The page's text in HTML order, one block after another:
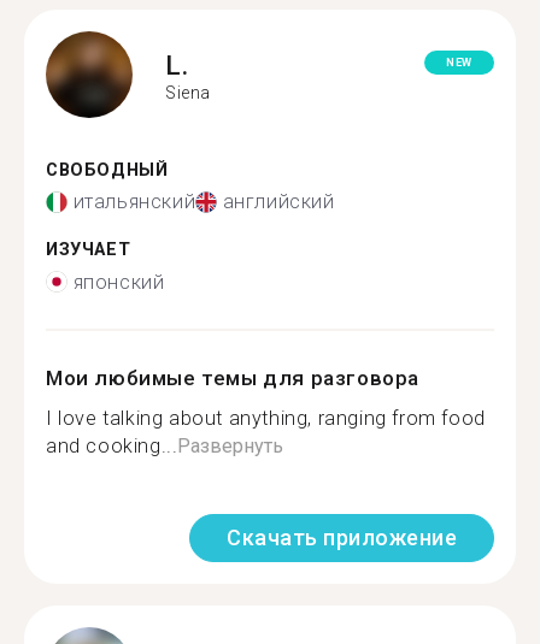
L.
Siena
NEW
СВОБОДНЫЙ
итальянский английский
ИЗУЧАЕТ
японский
Мои любимые темы для разговора
I love talking about anything, ranging from food
and cooking... Развернуть
Скачать приложение